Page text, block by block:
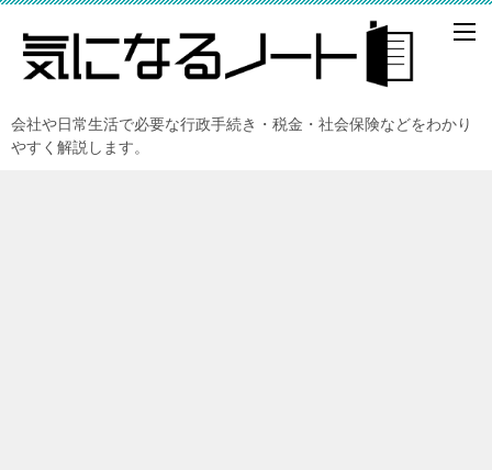
会社や日常生活で必要な行政手続き・税金・社会保険などをわかり
やすく解説します。